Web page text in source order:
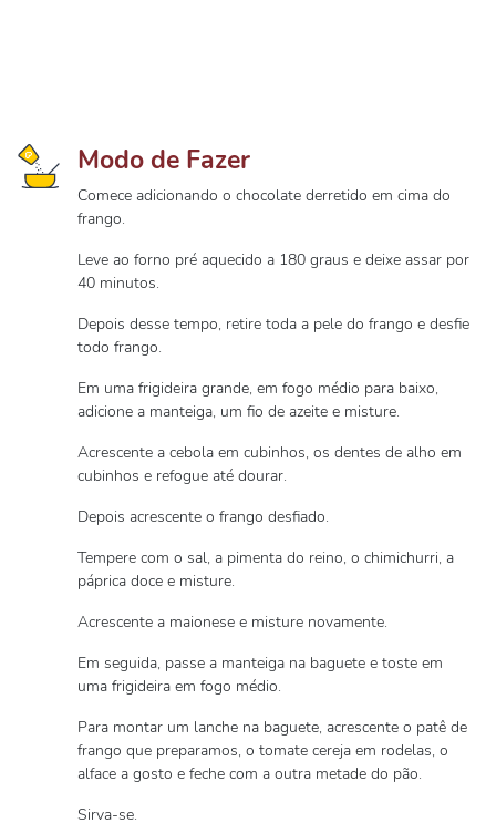
Modo de Fazer
Comece adicionando o chocolate derretido em cima do
frango.
Leve ao forno pré aquecido a 180 graus e deixe assar por
40 minutos.
Depois desse tempo, retire toda a pele do frango e desfie
todo frango.
Em uma frigideira grande, em fogo médio para baixo,
adicione a manteiga, um fio de azeite e misture.
Acrescente a cebola em cubinhos, os dentes de alho em
cubinhos e refogue até dourar.
Depois acrescente o frango desfiado.
Tempere com o sal, a pimenta do reino, o chimichurri, a
páprica doce e misture.
Acrescente a maionese e misture novamente.
Em seguida, passe a manteiga na baguete e toste em
uma frigideira em fogo médio.
Para montar um lanche na baguete, acrescente o patê de
frango que preparamos, o tomate cereja em rodelas, o
alface a gosto e feche com a outra metade do pão.
Sirva-se.